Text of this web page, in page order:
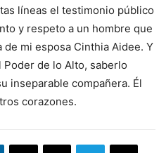
líneas el testimonio público
y respeto a un hombre que
mi esposa Cinthia Aidee. Y
de lo Alto, saberlo
inseparable compañera. Él
corazones.